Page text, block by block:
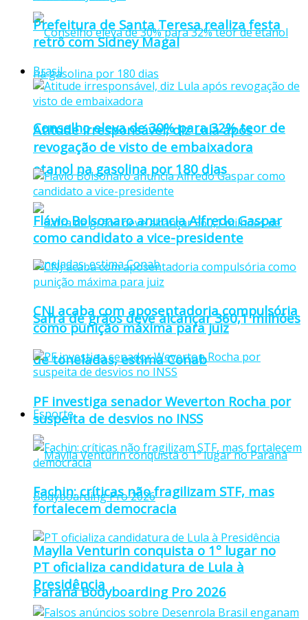
Conselho eleva de 30% para 32% teor de
etanol na gasolina por 180 dias
Safra de grãos deve alcançar 360,1 milhões
de toneladas, estima Conab
Esporte
Maylla Venturin conquista o 1º lugar no
Paraná Bodyboarding Pro 2026
Prefeitura de Santa Teresa realiza festa
retrô com Sidney Magal
Brasil
Atitude irresponsável, diz Lula após
revogação de visto de embaixadora
Flávio Bolsonaro anuncia Alfredo Gaspar
como candidato a vice-presidente
CNJ acaba com aposentadoria compulsória
como punição máxima para juiz
PF investiga senador Weverton Rocha por
suspeita de desvios no INSS
Fachin: críticas não fragilizam STF, mas
fortalecem democracia
PT oficializa candidatura de Lula à
Presidência